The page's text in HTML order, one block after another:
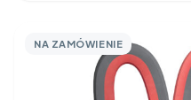
NA ZAMÓWIENIE